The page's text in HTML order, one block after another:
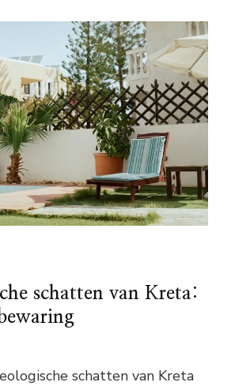
schatten van Kreta:
schatten van Kreta